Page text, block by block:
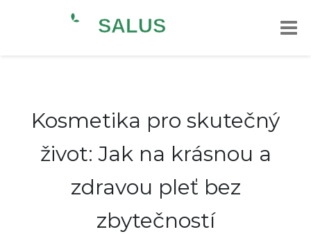
Kosmetika pro skutečný
život: Jak na krásnou a
zdravou pleť bez
zbytečností